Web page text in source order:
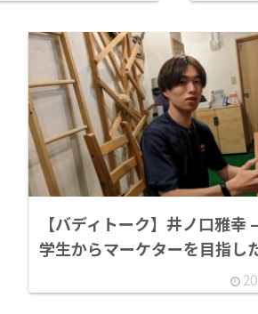
【バディトーク】井ノ口雅幸
学生からマーケターを目指し